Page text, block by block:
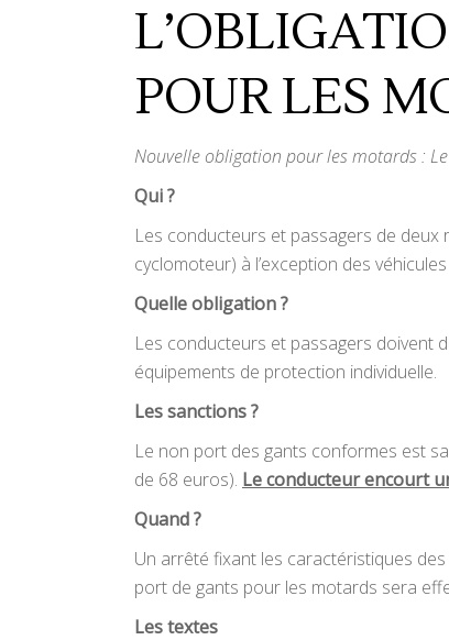
POUR LES
Nouvelle obligation pour les motards :
Qui ?
Les conducteurs et passagers de
cyclomoteur) à l’exception des
Quelle obligation ?
Les conducteurs et passagers doivent
équipements de protection individuelle.
Les sanctions ?
Le non port des gants conformes est
de 68 euros). Le conducteur encourt
Quand ?
Un arrêté fixant les caractéristiques
port de gants pour les motards sera
Les textes